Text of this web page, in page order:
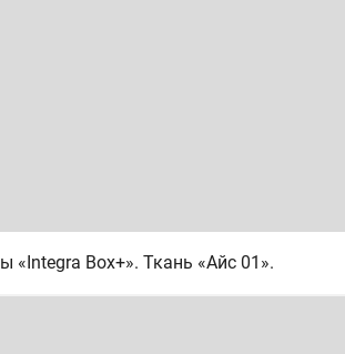
«Integra Box+». Ткань «Айс 01».